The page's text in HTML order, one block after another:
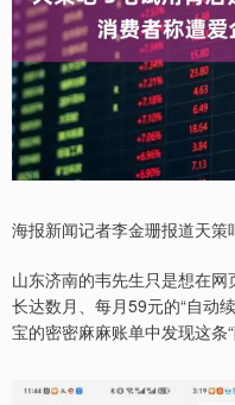
海报新闻记者李金珊报道天策
山东济南的韦先生只是想在
长达数月、每月59元的“自动
宝的密密麻麻账单中发现这条“